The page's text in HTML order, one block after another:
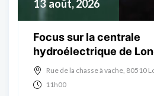
13 août, 2026
Focus sur la centrale
hydroélectrique de
Rue de la chasse à vache, 80510
11h00